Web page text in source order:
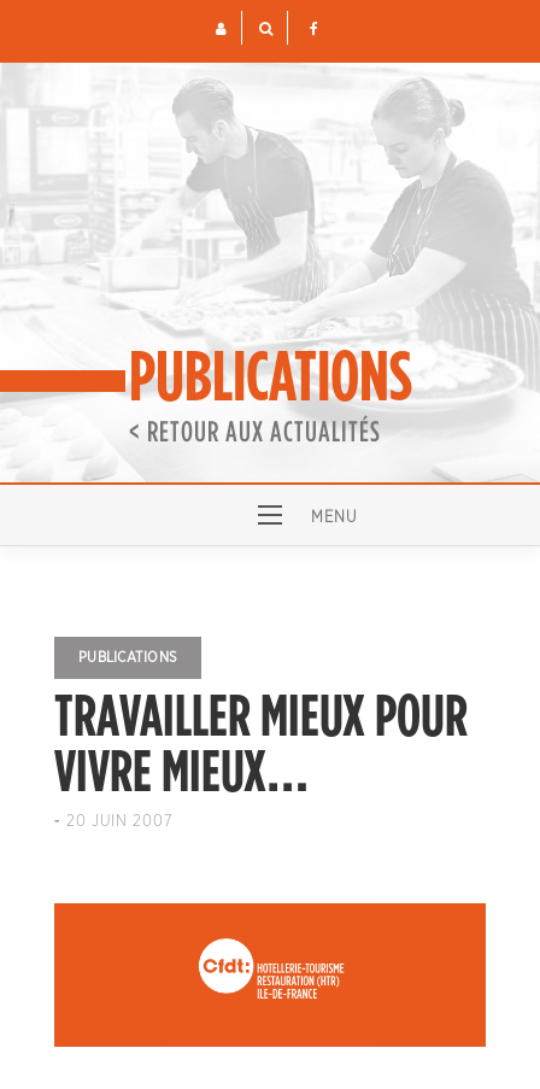
PUBLICATIONS
< RETOUR AUX ACTUALITÉS
PUBLICATIONS
TRAVAILLER MIEUX POUR
VIVRE MIEUX…
- 20 JUIN 2007